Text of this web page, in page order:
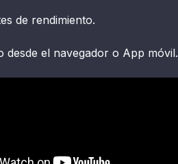
de rendimiento.
desde el navegador o App móvil.